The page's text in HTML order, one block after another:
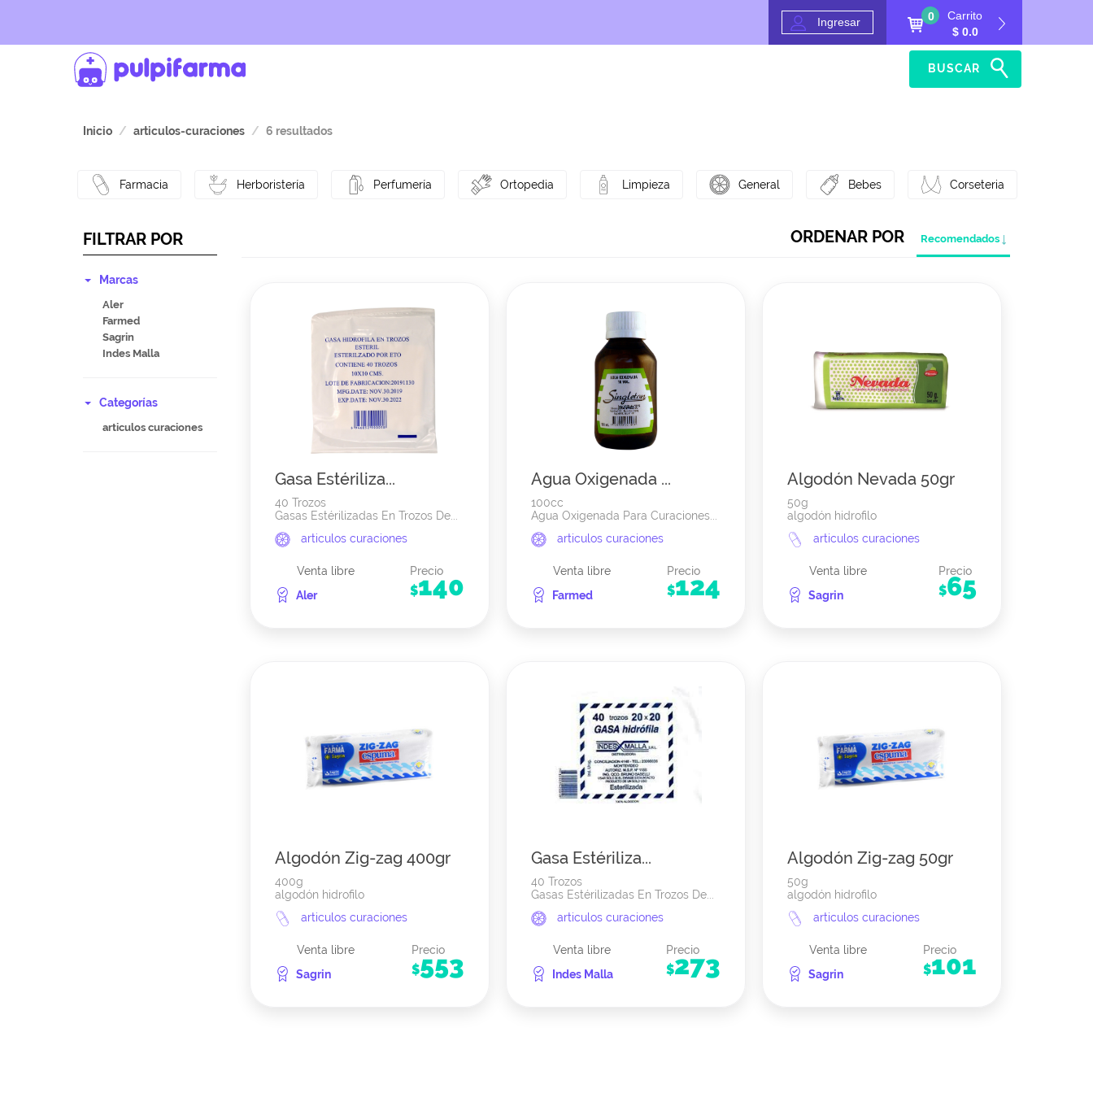
Ingresar 0
Carrito
$ 0.0
BUSCAR
Inicio articulos-curaciones 6 resultados
Farmacia Herboristería Perfumería Ortopedia Limpieza General Bebes Corseteria
FILTRAR POR
Marcas
Aler
Farmed
Sagrin
Indes Malla
Categorías
articulos curaciones
ORDENAR POR Recomendados
Gasa Estériliza...
40 Trozos
Gasas Estérilizadas En Trozos De...
articulos curaciones
Venta libre
Aler
Precio
$140
Agua Oxigenada ...
100cc
Agua Oxigenada Para Curaciones...
articulos curaciones
Venta libre
Farmed
Precio
$124
Algodón Nevada 50gr
50g
algodón hidrofilo
articulos curaciones
Venta libre
Sagrin
Precio
$65
Algodón Zig-zag 400gr
400g
algodón hidrofilo
articulos curaciones
Venta libre
Sagrin
Precio
$553
Gasa Estériliza...
40 Trozos
Gasas Estérilizadas En Trozos De...
articulos curaciones
Venta libre
Indes Malla
Precio
$273
Algodón Zig-zag 50gr
50g
algodón hidrofilo
articulos curaciones
Venta libre
Sagrin
Precio
$101